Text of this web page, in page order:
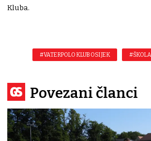
Kluba.
#VATERPOLO KLUB OSIJEK
Povezani članci